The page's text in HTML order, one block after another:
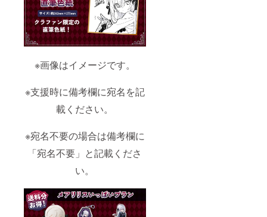
※画像はイメージです。
※支援時に備考欄に宛名を記
載ください。
※宛名不要の場合は備考欄に
「宛名不要」と記載くださ
い。